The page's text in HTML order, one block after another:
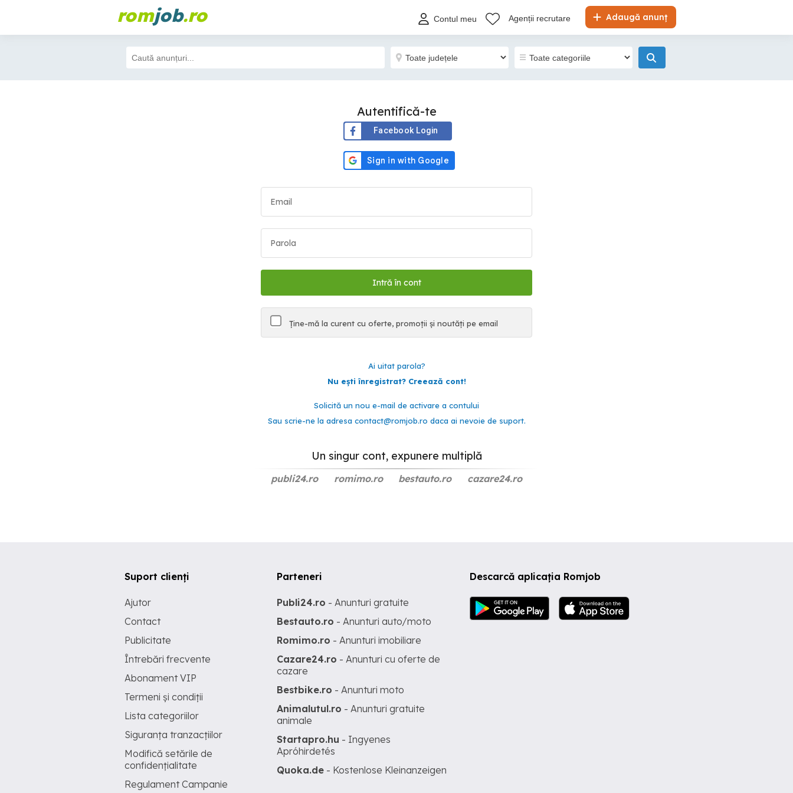
romjob.ro Adaugă anunț
Contul meu Agenții recrutare
Autentifică-te
Facebook Login
Ține-mă la curent cu oferte, promoții și noutăți pe email
Ai uitat parola?
Nu ești înregistrat? Creează cont!
Solicită un nou e-mail de activare a contului
Sau scrie-ne la adresa contact@romjob.ro daca ai nevoie de suport.
Un singur cont, expunere multiplă
publi24.ro romimo.ro bestauto.ro cazare24.ro
Descarcă aplicația Romjob
Suport clienți
Ajutor
Contact
Publicitate
Întrebări frecvente
Abonament VIP
Termeni și condiții
Lista categoriilor
Siguranța tranzacțiilor
Modifică setările de
confidențialitate
Regulament Campanie
Parteneri
Publi24.ro - Anunturi gratuite
Bestauto.ro - Anunturi auto/moto
Romimo.ro - Anunturi imobiliare
Cazare24.ro - Anunturi cu oferte de
cazare
Bestbike.ro - Anunturi moto
Animalutul.ro - Anunturi gratuite
animale
Startapro.hu - Ingyenes
Apróhirdetés
Quoka.de - Kostenlose Kleinanzeigen